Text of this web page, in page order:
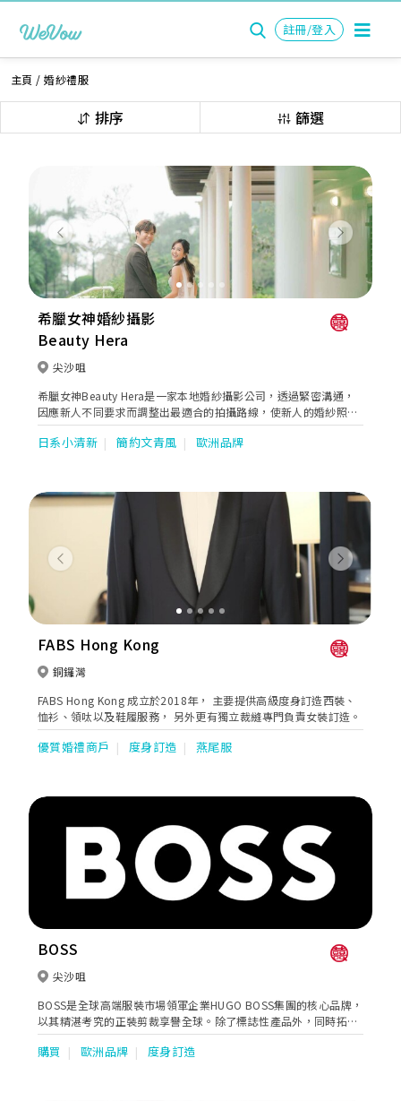
註冊/登入
主頁 /婚紗禮服
排序 篩選
Previous Next
希臘女神婚紗攝影
Beauty Hera
尖沙咀
希臘女神Beauty Hera是一家本地婚紗攝影公司，透過緊密溝通，
因應新人不同要求而調整出最適合的拍攝路線，使新人的婚紗照有
著連貫的故事性。同時亦貼心地提供全方位的婚嫁服務。位於婚紗
街的希臘女神提供一站式婚紗外租，婚紗攝影及婚紗攝錄等服務。
日系小清新 簡約文青風 歐洲品牌
Previous Next
FABS Hong Kong
銅鑼灣
FABS Hong Kong 成立於2018年， 主要提供高級度身訂造西裝、
恤衫、領呔以及鞋履服務， 另外更有獨立裁縫專門負責女裝訂造。
優質婚禮商戶 度身訂造 燕尾服
BOSS
尖沙咀
BOSS是全球高端服裝市場領軍企業HUGO BOSS集團的核心品牌，
以其精湛考究的正裝剪裁享譽全球。除了標誌性產品外，同時拓展
至便裝、配飾和運動休閒裝等系列。此外更推出香氛、眼鏡、腕表
與童裝等特許產品。BOSS海港城全新概念專門店，亦完美地呈現
購買 歐洲品牌 度身訂造